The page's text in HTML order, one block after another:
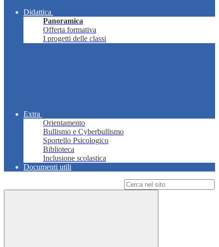
Didattica
Panoramica
Offerta formativa
I progetti delle classi
Extra
Orientamento
Bullismo e Cyberbullismo
Sportello Psicologico
Biblioteca
Inclusione scolastica
Documenti utili